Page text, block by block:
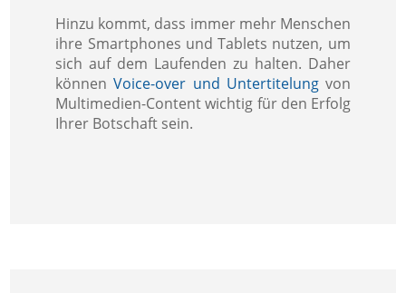
Hinzu kommt, dass immer mehr Menschen
ihre Smartphones und Tablets nutzen, um
sich auf dem Laufenden zu halten. Daher
könnenVoice-over und Untertitelungvon
Multimedien-Content wichtig für den Erfolg
Ihrer Botschaft sein.